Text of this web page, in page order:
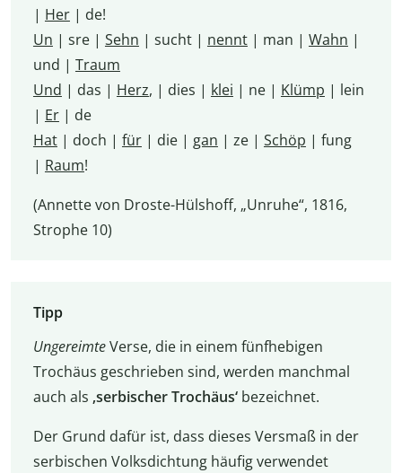
| Her| de!
Un | sre | Sehn | sucht | nennt| man | Wahn |
und | Traum
Und | das | Herz, | dies | klei | ne | Klümp | lein
| Er| de
Hat| doch | für| die | gan | ze | Schöp | fung
| Raum!
(Annette von Droste-Hülshoff, „Unruhe“, 1816,
Strophe 10)
Tipp
UngereimteVerse, die in einem fünfhebigen
Trochäus geschrieben sind, werden manchmal
auch als ‚serbischer Trochäus‘ bezeichnet.
Der Grund dafür ist, dass dieses Versmaß in der
serbischen Volksdichtung häufig verwendet